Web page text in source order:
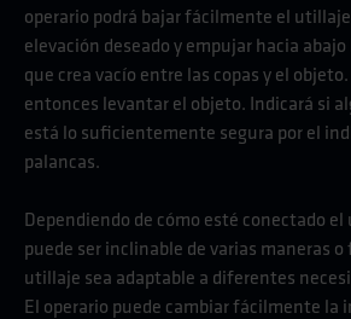
operario podrá bajar fácilmente el
elevación deseado y empujar hacia abajo
que crea vacío entre las copas y el
entonces levantar el objeto. Indicará si
está lo suficientemente segura por el
palancas.
Dependiendo de cómo esté conectado
puede ser inclinable de varias maneras o
utillaje sea adaptable a diferentes
El operario puede cambiar fácilmente la